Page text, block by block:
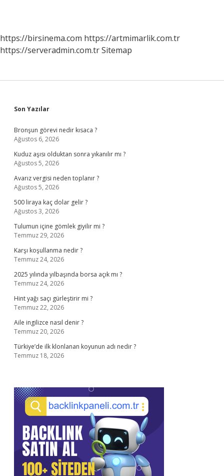
https://birsinema.com https://artmimarlik.com.tr
https://serveradmin.com.trSitemap
Sidebar
Son Yazılar
Bronşun görevi nedir kısaca ?
Ağustos 6, 2026
Kuduz aşısı olduktan sonra yıkanılır mı ?
Ağustos 5, 2026
Avarız vergisi neden toplanır ?
Ağustos 5, 2026
500 liraya kaç dolar gelir ?
Ağustos 3, 2026
Tulumun içine gömlek giyilir mi ?
Temmuz 29, 2026
Karşı koşullanma nedir ?
Temmuz 24, 2026
2025 yılında yılbaşında borsa açık mı ?
Temmuz 24, 2026
Hint yağı saçı gürleştirir mi ?
Temmuz 22, 2026
Aile ingilizce nasıl denir ?
Temmuz 20, 2026
Türkiye’de ilk klonlanan koyunun adı nedir ?
Temmuz 18, 2026